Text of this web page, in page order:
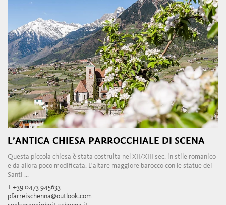
L’ANTICA CHIESA PARROCCHIALE DI SCENA
Questa piccola chiesa è stata costruita nel XII/XIII sec. in stile romanico
e da allora poco modificata. L'altare maggiore barocco con le statue dei
Santi ...
T+39 0473 945633
pfarreischenna@outlook.com